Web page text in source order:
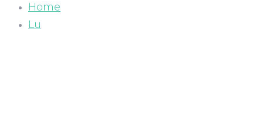
Home
Lu